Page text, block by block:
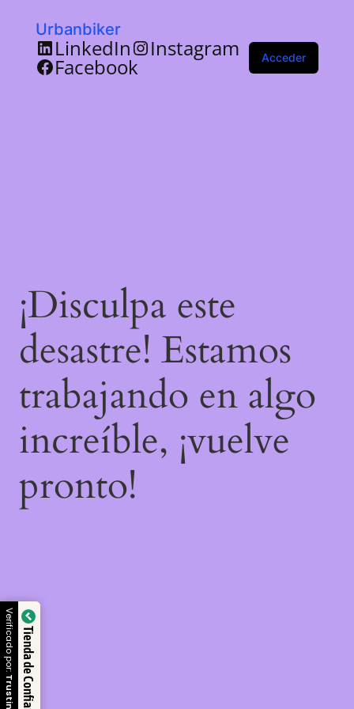
Urbanbiker
LinkedIn Instagram
Facebook Acceder
¡Disculpa este
desastre! Estamos
trabajando en algo
increíble, ¡vuelve
pronto!
Tienda de Confianza
Verificado por: